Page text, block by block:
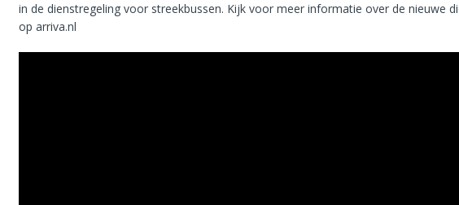
in de dienstregeling voor streekbussen. Kijk voor meer informatie over de nieuwe
op arriva.nl